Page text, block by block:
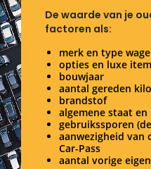
De waarde van je
factoren als:
merk en type
opties en luxe
bouwjaar
aantal gereden
brandstof
algemene staat
gebruikssporen
aanwezigheid van
Car-Pass
aantal vorige